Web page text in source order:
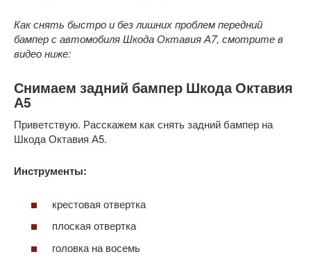
Как снять быстро и без лишних проблем передний
бампер с автомобиля Шкода Октавия А7, смотрите в
видео ниже:
Снимаем задний бампер Шкода Октавия
А5
Приветствую. Расскажем как снять задний бампер на
Шкода Октавия А5.
Инструменты:
крестовая отвертка
плоская отвертка
головка на восемь